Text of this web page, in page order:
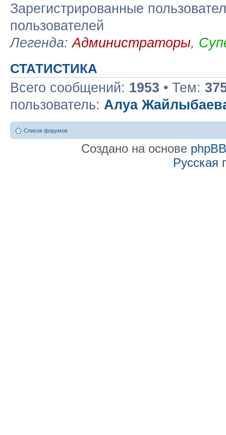
Зарегистрированные
пользователей
Легенда:Администраторы,
СТАТИСТИКА
Всего сообщений: 1953 • Тем:
пользователь: Алуа
Список форумов
Создано на основе phpBB
Русская